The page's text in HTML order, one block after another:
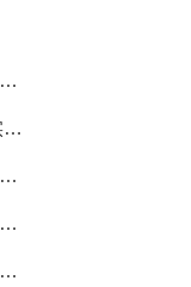
肖友才实地调研药王山环境整治工程推进情况时强调以更加饱满的热情严格的标准扎实的举措稳步推进各项工作早日让各族群众更多更好共享城市建设发展成果王强参加
拉萨市2024年度推进乡村振兴战略实绩考核反馈问题整改动员部署会召开
肖友才实地调研督导城市建设管理工作时强调统筹推进城市功能完善和品质提升让城市发展成果更多更好惠及各族群众
肖友才实地调研督导城市建设管理工作时强调要切实增强责任感和紧迫感振奋精神鼓足干劲真抓实干推动城市建设管理各项工作再上新台阶
拉萨市人民政府与自治区气象局签订《共同推进新时代拉萨气象高质量发展合作协议》